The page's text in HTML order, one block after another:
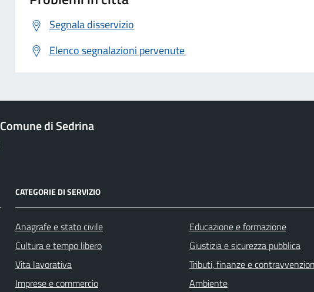
Segnala disservizio
Elenco segnalazioni pervenute
Comune di Sedrina
CATEGORIE DI SERVIZIO
Anagrafe e stato civile
Cultura e tempo libero
Vita lavorativa
Imprese e commercio
Educazione e formazione
Giustizia e sicurezza pubblica
Tributi, finanze e
Ambiente